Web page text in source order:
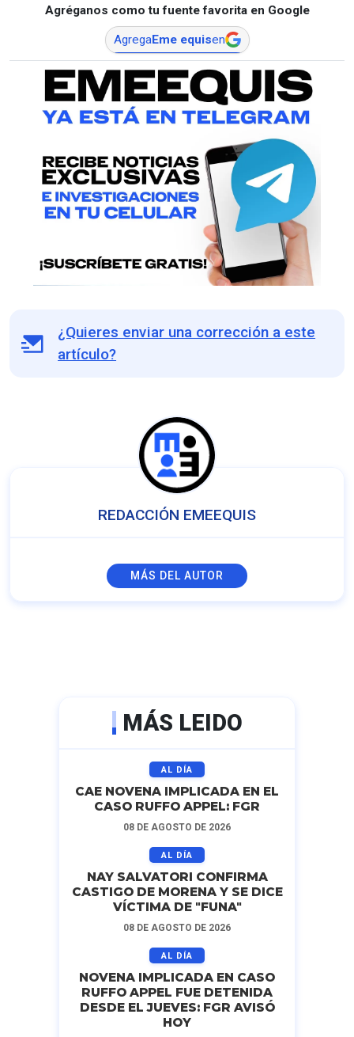
Agréganos como tu fuente favorita en Google
AgregaEme equisen
¿Quieres enviar una corrección a este
artículo?
REDACCIÓN EMEEQUIS
MÁS DEL AUTOR
MÁS LEIDO
AL DÍA
CAE NOVENA IMPLICADA EN EL
CASO RUFFO APPEL: FGR
08 DE AGOSTO DE 2026
AL DÍA
NAY SALVATORI CONFIRMA
CASTIGO DE MORENA Y SE DICE
VÍCTIMA DE "FUNA"
08 DE AGOSTO DE 2026
AL DÍA
NOVENA IMPLICADA EN CASO
RUFFO APPEL FUE DETENIDA
DESDE EL JUEVES: FGR AVISÓ
HOY